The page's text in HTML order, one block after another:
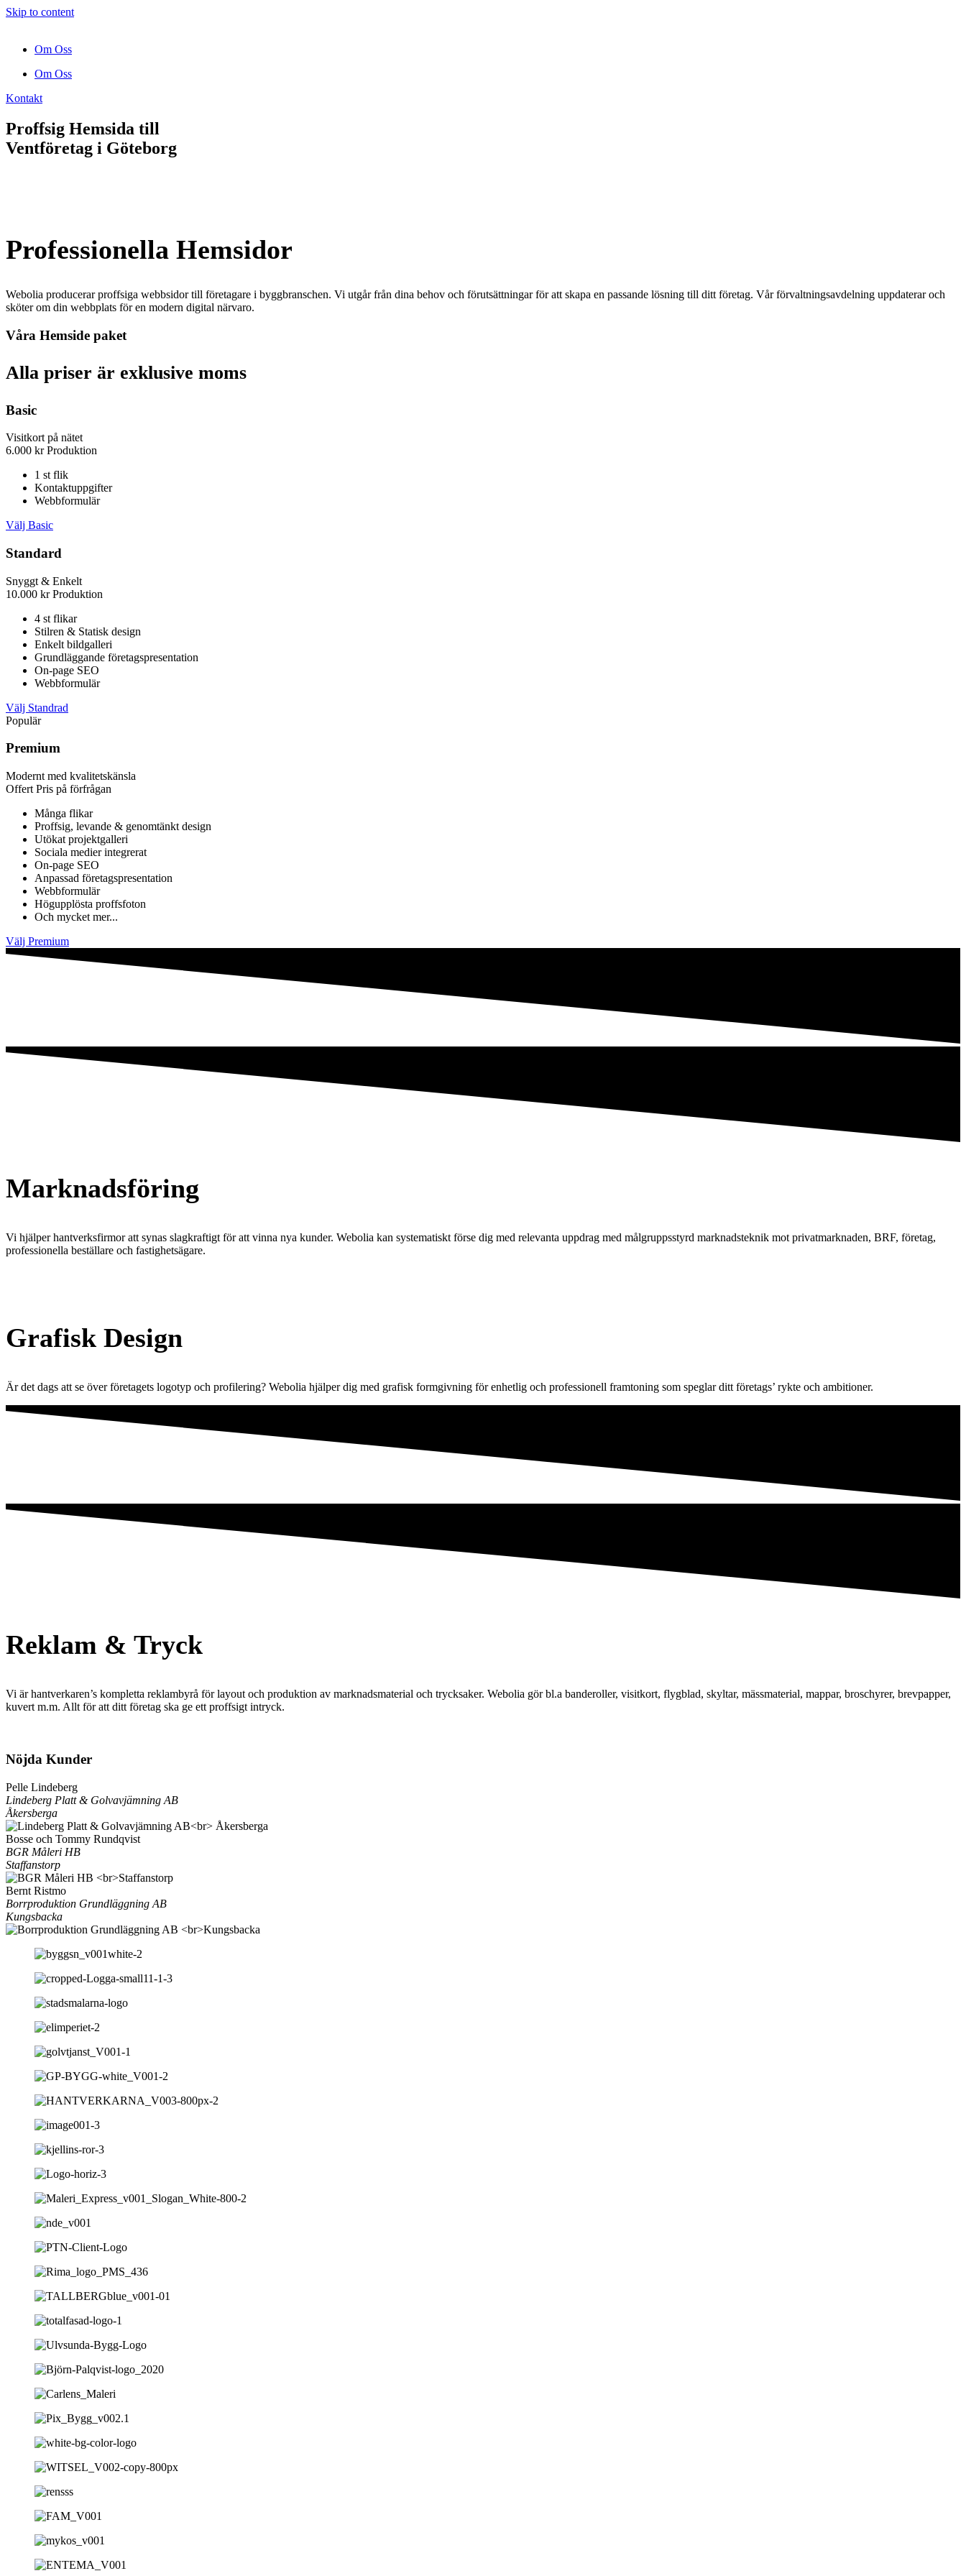
Skip to content
Om Oss
Om Oss
Kontakt
Proffsig Hemsida till
Ventföretag i Göteborg
Professionella Hemsidor
Webolia producerar proffsiga webbsidor till företagare i byggbranschen. Vi utgår från dina behov och förutsättningar för att skapa en passande lösning till ditt företag. Vår förvaltningsavdelning uppdaterar och
sköter om din webbplats för en modern digital närvaro.
Våra Hemside paket
Alla priser är exklusive moms
Basic
Visitkort på nätet
6.000 kr Produktion
1 st flik
Kontaktuppgifter
Webbformulär
Välj Basic
Standard
Snyggt & Enkelt
10.000 kr Produktion
4 st flikar
Stilren & Statisk design
Enkelt bildgalleri
Grundläggande företagspresentation
On-page SEO
Webbformulär
Välj Standrad
Populär
Premium
Modernt med kvalitetskänsla
Offert Pris på förfrågan
Många flikar
Proffsig, levande & genomtänkt design
Utökat projektgalleri
Sociala medier integrerat
On-page SEO
Anpassad företagspresentation
Webbformulär
Högupplösta proffsfoton
Och mycket mer...
Välj Premium
Marknadsföring
Vi hjälper hantverksfirmor att synas slagkraftigt för att vinna nya kunder. Webolia kan systematiskt förse dig med relevanta uppdrag med målgruppsstyrd marknadsteknik mot privatmarknaden, BRF, företag,
professionella beställare och fastighetsägare.
Grafisk Design
Är det dags att se över företagets logotyp och profilering? Webolia hjälper dig med grafisk formgivning för enhetlig och professionell framtoning som speglar ditt företags’ rykte och ambitioner.
Reklam & Tryck
Vi är hantverkaren’s kompletta reklambyrå för layout och produktion av marknadsmaterial och trycksaker. Webolia gör bl.a banderoller, visitkort, flygblad, skyltar, mässmaterial, mappar, broschyrer, brevpapper,
kuvert m.m. Allt för att ditt företag ska ge ett proffsigt intryck.
Nöjda Kunder
Pelle Lindeberg
Lindeberg Platt & Golvavjämning AB
Åkersberga
Bosse och Tommy Rundqvist
BGR Måleri HB
Staffanstorp
Bernt Ristmo
Borrproduktion Grundläggning AB
Kungsbacka